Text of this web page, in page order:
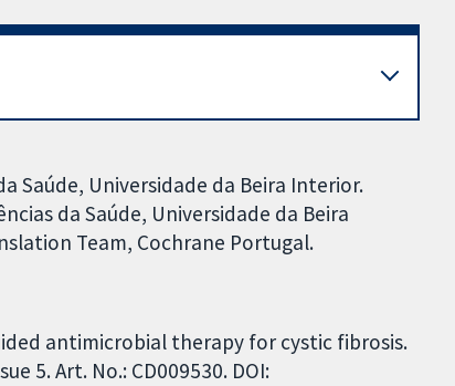
Saúde, Universidade da Beira Interior.
da Saúde, Universidade da Beira
Team, Cochrane Portugal.
antimicrobial therapy for cystic fibrosis.
5. Art. No.: CD009530. DOI: